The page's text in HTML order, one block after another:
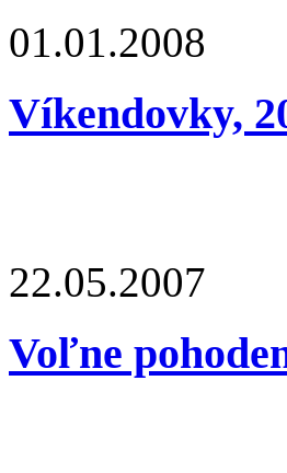
01.01.2008
Víkendovky,
22.05.2007
Voľne